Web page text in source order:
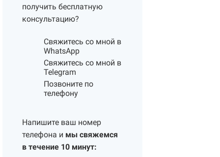
получить бесплатную
консультацию?
Свяжитесь со мной в
WhatsApp
Свяжитесь со мной в
Telegram
Позвоните по
телефону
Напишите ваш номер
телефона и мы свяжемся
в течение 10 минут: